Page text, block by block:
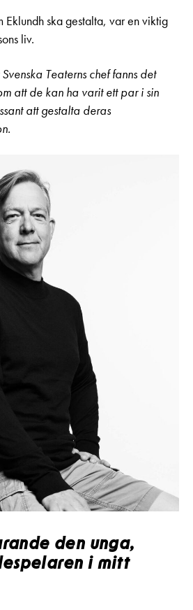
Eklundh ska gestalta, var en viktig
liv.
Teaterns chef fanns det
att de kan ha varit ett par i sin
att gestalta deras
den unga,
i mitt